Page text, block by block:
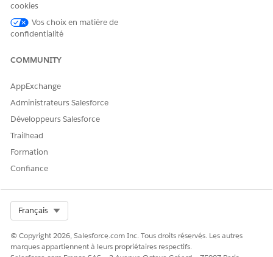
Dites-nous ce que nous pouvons améliorer !
cookies
Vos choix en matière de
confidentialité
COMMUNITY
AppExchange
Administrateurs Salesforce
Développeurs Salesforce
Trailhead
Formation
Confiance
Français
© Copyright 2026, Salesforce.com Inc. Tous droits réservés. Les autres
marques appartiennent à leurs propriétaires respectifs.